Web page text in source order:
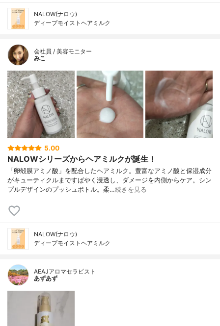
NALOW(ナロウ)
ディープモイストヘアミルク
会社員 / 美容モニター
みこ
5.00
NALOWシリーズからヘアミルクが誕生！
「卵殻膜アミノ酸」を配合したヘアミルク。豊富なアミノ酸と保湿成分
がキューティクルまですばやく浸透し、ダメージを内側からケア。シン
プルデザインのプッシュボトル。柔…続きを見る
NALOW(ナロウ)
ディープモイストヘアミルク
AEAJアロマセラピスト
あずあず